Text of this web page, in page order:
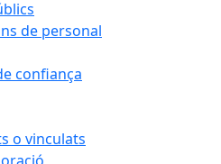
de personal
confiança
o vinculats